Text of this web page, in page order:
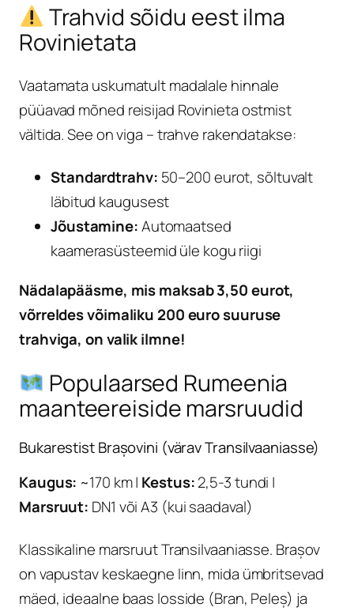
Trahvid sõidu eest ilma
Rovinietata
Vaatamata uskumatult madalale hinnale
püüavad mõned reisijad Rovinieta ostmist
vältida. See on viga – trahve rakendatakse:
Standardtrahv: 50–200 eurot, sõltuvalt
läbitud kaugusest
Jõustamine:Automaatsed
kaamerasüsteemid üle kogu riigi
Nädalapääsme, mis maksab 3,50 eurot,
võrreldes võimaliku 200 euro suuruse
trahviga, on valik ilmne!
Populaarsed Rumeenia
maanteereiside marsruudid
Bukarestist Brașovini (värav Transilvaaniasse)
Kaugus: ~170 km | Kestus:2,5-3 tundi |
Marsruut: DN1 või A3 (kui saadaval)
Klassikaline marsruut Transilvaaniasse. Brașov
on vapustav keskaegne linn, mida ümbritsevad
mäed, ideaalne baas losside (Bran, Peleș) ja